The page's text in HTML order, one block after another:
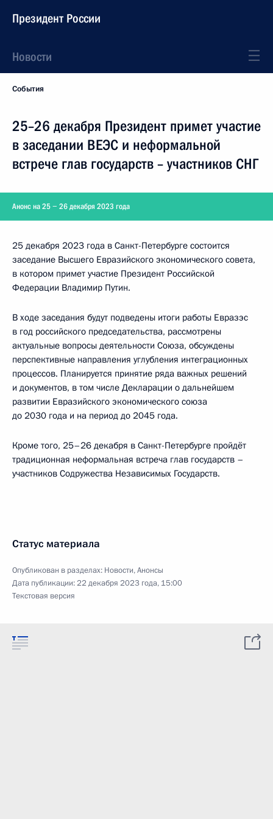
Президент России
Новости
События
25–26 декабря Президент примет участие
в заседании ВЕЭС и неформальной
встрече глав государств – участников СНГ
Анонс на 25 − 26 декабря 2023 года
25 декабря 2023 года в Санкт-Петербурге состоится
заседание Высшего Евразийского экономического совета,
в котором примет участие Президент Российской
Федерации Владимир Путин.
В ходе заседания будут подведены итоги работы Евразэс
в год российского председательства, рассмотрены
актуальные вопросы деятельности Союза, обсуждены
перспективные направления углубления интеграционных
процессов. Планируется принятие ряда важных решений
и документов, в том числе Декларации о дальнейшем
развитии Евразийского экономического союза
до 2030 года и на период до 2045 года.
Кроме того, 25–26 декабря в Санкт-Петербурге пройдёт
традиционная неформальная встреча глав государств –
участников Содружества Независимых Государств.
Статус материала
Опубликован в разделах: Новости,Анонсы
Дата публикации:22 декабря 2023 года, 15:00
Текстовая версия